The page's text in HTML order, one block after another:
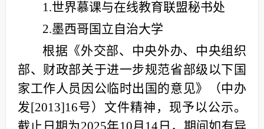
1.世界慕课与在线教育联盟秘书处
2.墨西哥国立自治大学
根据《外交部、中央外办、中央组织
部、财政部关于进一步规范省部级以下国
家工作人员因公临时出国的意见》（中办
发[2013]16号）文件精神，现予以公示。
截止日期为2025年10月14日，期间如有异